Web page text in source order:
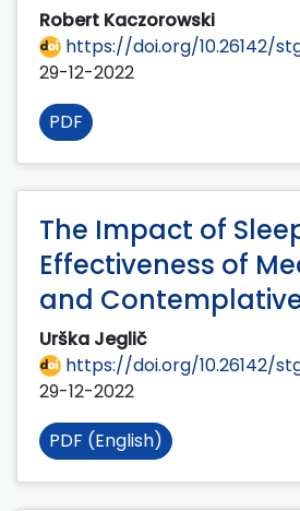
Robert Kaczorowski
https://doi.org/10.26142/
29-12-2022
PDF
The Impact of
Effectiveness of
and
Urška Jeglič
https://doi.org/10.26142/
29-12-2022
PDF (English)